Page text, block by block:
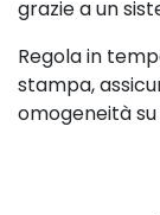
grazie a un
Regola in
stampa,
omogeneità